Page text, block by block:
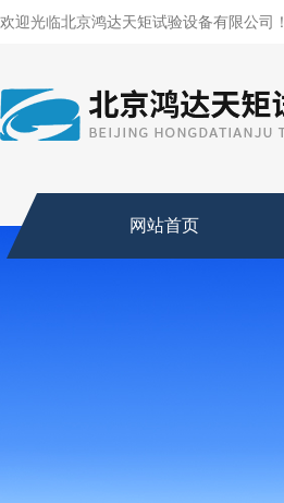
欢迎光临北京鸿达天矩试验设备有限公司！
网站首页